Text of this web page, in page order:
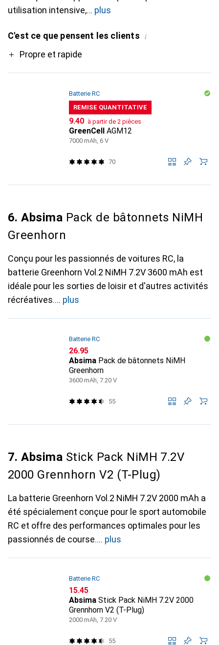
utilisation intensive,
plus
C'est ce que pensent les clients i
ProPropre et rapide
Batterie RC
REMISE QUANTITATIVE
CHF
9.40 à partir de 2 pièces
GreenCell AGM12
7000 mAh, 6 V
70
6. Absima Pack de bâtonnets NiMH
Greenhorn
Conçu pour les passionnés de voitures RC, la
batterie Greenhorn Vol.2 NiMH 7.2V 3600 mAh est
idéale pour les sorties de loisir et d'autres activités
récréatives.
plus
Batterie RC
CHF
26.95
Absima Pack de bâtonnets NiMH
Greenhorn
3600 mAh, 7.20 V
55
7. Absima Stick Pack NiMH 7.2V
2000 Grennhorn V2 (T-Plug)
La batterie Greenhorn Vol.2 NiMH 7.2V 2000 mAh a
été spécialement conçue pour le sport automobile
RC et offre des performances optimales pour les
passionnés de course.
plus
Batterie RC
CHF
15.45
Absima Stick Pack NiMH 7.2V 2000
Grennhorn V2 (T-Plug)
2000 mAh, 7.20 V
55